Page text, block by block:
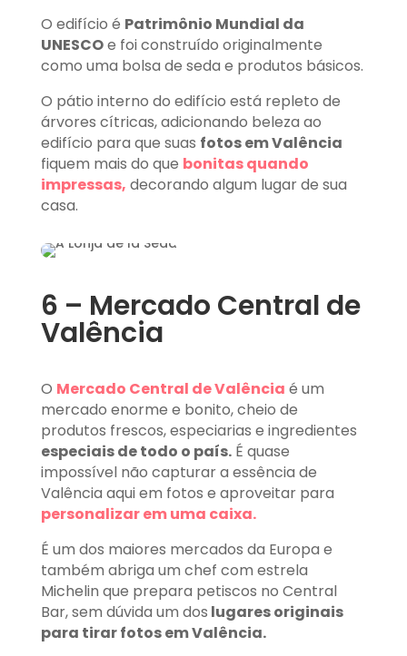
O edifício é Patrimônio Mundial da
UNESCOe foi construído originalmente
como uma bolsa de seda e produtos básicos.
O pátio interno do edifício está repleto de
árvores cítricas, adicionando beleza ao
edifício para que suas fotos em Valência
fiquem mais do que bonitas quando
impressas, decorando algum lugar de sua
casa.
6 – Mercado Central de
Valência
O Mercado Central de Valência é um
mercado enorme e bonito, cheio de
produtos frescos, especiarias e ingredientes
especiais de todo o país.É quase
impossível não capturar a essência de
Valência aqui em fotos e aproveitar para
personalizar em uma caixa.
É um dos maiores mercados da Europa e
também abriga um chef com estrela
Michelin que prepara petiscos no Central
Bar, sem dúvida um dos lugares originais
para tirar fotos em Valência.